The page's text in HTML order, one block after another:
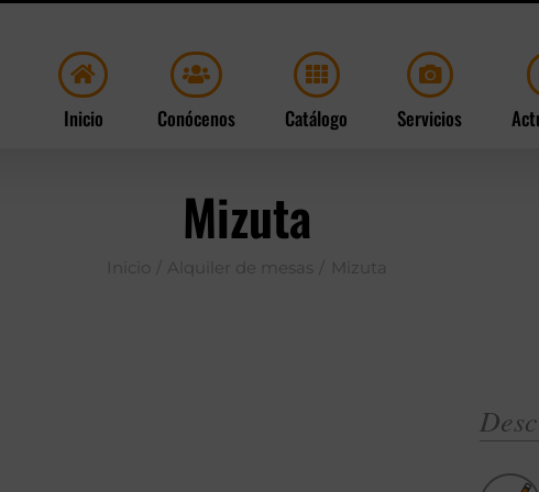
Inicio Conócenos Catálogo Servicios
Mizuta
Inicio Alquiler de mesas Mizuta